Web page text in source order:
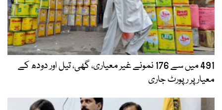
491 میں سے 176 نمونے غیر معیاری، گھی، تیل اور دودھ کے
معیار پر رپورٹ جاری